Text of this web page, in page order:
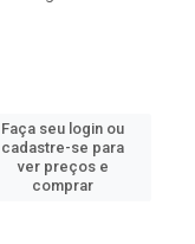
Faça seu login ou
cadastre-se para
ver preços e
comprar